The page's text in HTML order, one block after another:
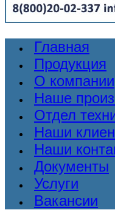
Главная
Продукция
О компании
Наше
Отдел
Наши
Наши
Документы
Услуги
Вакансии